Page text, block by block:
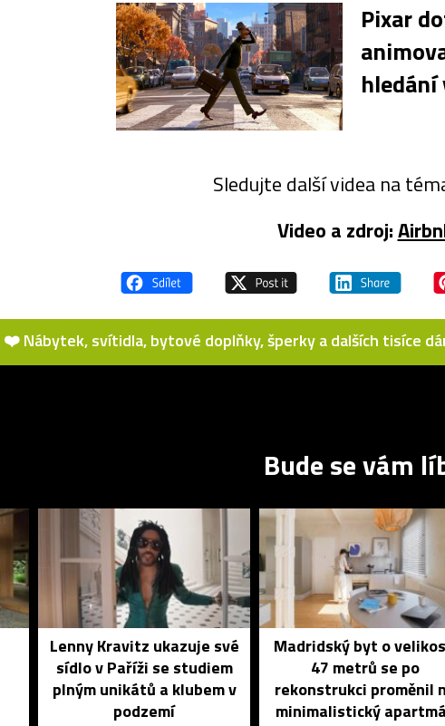
Pixar
Sledujte další videa na
Video a zdroj:
❤️ Nábytek, svítidla, bytové doplňky, šperky a dalších tisíce
Bude se vám
Lenny Kravitz ukazuje své
sídlo v Paříži se studiem
plným unikátů a klubem v
podzemí
Madridský byt o
47 metrů se po
rekonstrukci proměnil
minimalistický